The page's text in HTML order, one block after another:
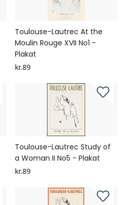
Toulouse-Lautrec At the
Moulin Rouge XVII No1 -
Plakat
kr.89
Toulouse-Lautrec Study of
a Woman II No5 - Plakat
kr.89